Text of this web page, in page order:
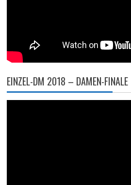
EINZEL-DM 2018 – DAMEN-FINALE